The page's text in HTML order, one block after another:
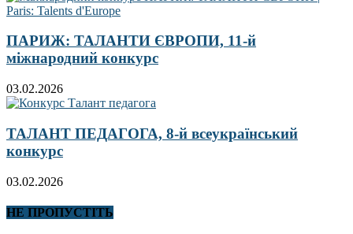
ПАРИЖ: ТАЛАНТИ ЄВРОПИ, 11-й
міжнародний конкурс
03.02.2026
ТАЛАНТ ПЕДАГОГА, 8-й всеукраїнський
конкурс
03.02.2026
НЕ ПРОПУСТІТЬ